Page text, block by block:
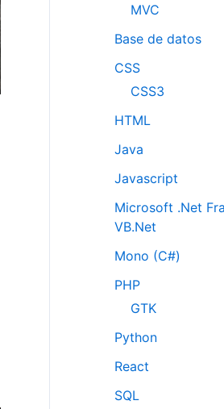
MVC
Base de datos
CSS
CSS3
HTML
Java
Javascript
Microsoft .Net
VB.Net
Mono (C#)
PHP
GTK
Python
React
SQL